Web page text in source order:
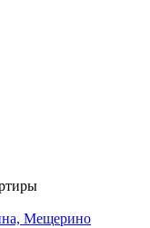
Мещерино